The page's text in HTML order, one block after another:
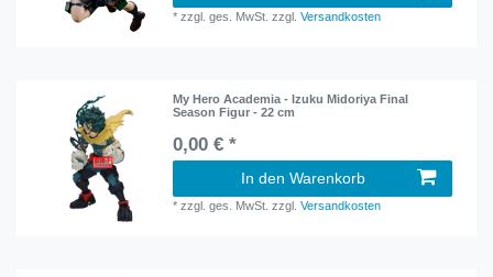
*zzgl. ges. MwSt. zzgl.Versandkosten
My Hero Academia - Izuku Midoriya Final
Season Figur - 22 cm
0,00 € *
In den Warenkorb
*zzgl. ges. MwSt. zzgl.Versandkosten